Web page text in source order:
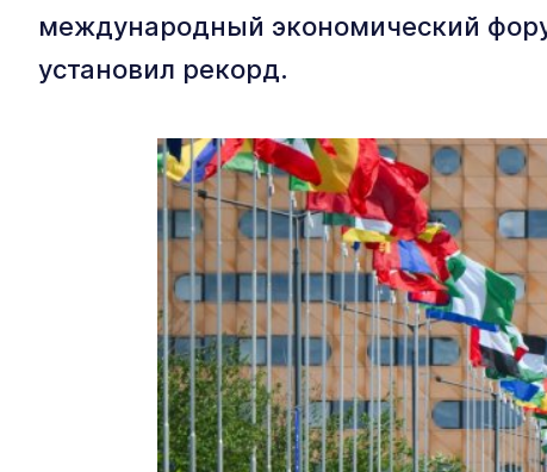
международный экономический
установил рекорд.